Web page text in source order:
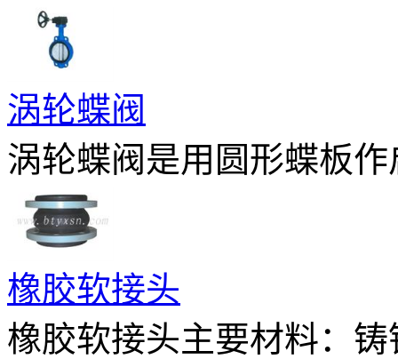
涡轮蝶阀
涡轮蝶阀是用圆形蝶板
橡胶软接头
橡胶软接头主要材料：